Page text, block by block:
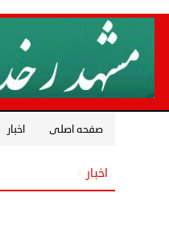
صفحه اصلی اخبار
اخبار »